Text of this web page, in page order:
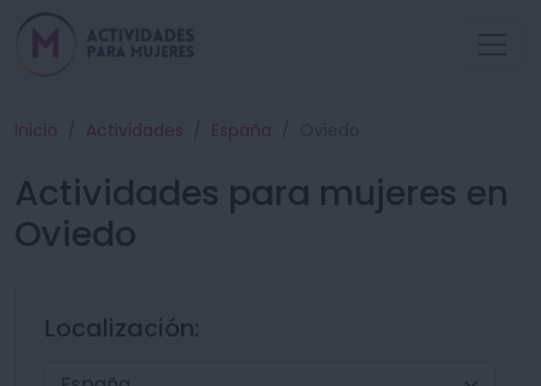
Inicio Actividades España
Actividades para mujeres en
Oviedo
Localización: